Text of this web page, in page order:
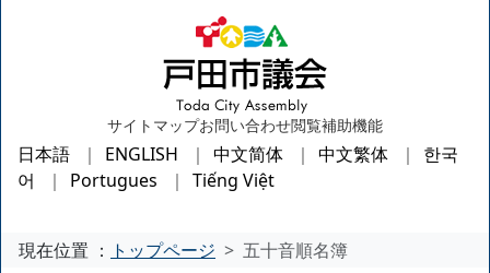
サイトマップお問い合わせ閲覧補助機能
日本語 ENGLISH 中文简体 中文繁体
한국
어
Portugues Tiếng Việt
現在位置 ： トップページ 五十音順名簿